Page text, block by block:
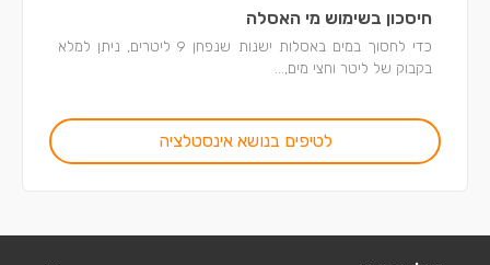
חיסכון בשימוש מי האסלה
כדי לחסוך במים באסלות ישנות שנפחן 9 ליטרים, ניתן למלא
בקבוק של ליטר וחצי מים,...
לטיפים בנושא אינסטלציה